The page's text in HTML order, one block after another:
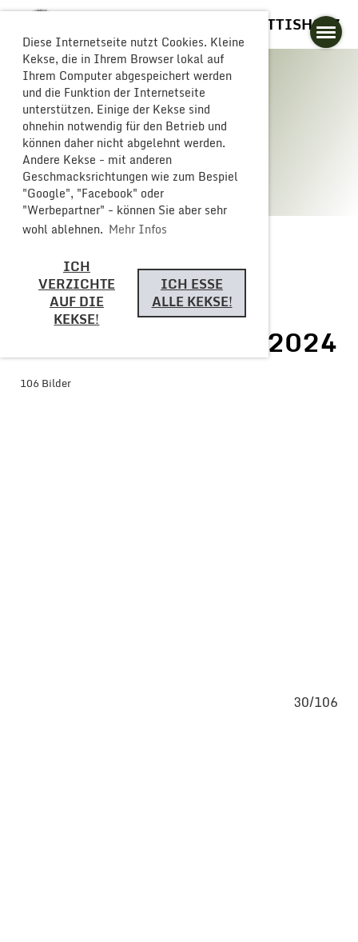
Diese Internetseite nutzt Cookies. Kleine
Kekse, die in Ihrem Browser lokal auf
Ihrem Computer abgespeichert werden
und die Funktion der Internetseite
unterstützen. Einige der Kekse sind
ohnehin notwendig für den Betrieb und
können daher nicht abgelehnt werden.
Andere Kekse - mit anderen
Geschmacksrichtungen wie zum Bespiel
"Google", "Facebook" oder
"Werbepartner" - können Sie aber sehr
wohl ablehnen. Mehr Infos
ICH
VERZICHTE
AUF DIE
KEKSE!
ICH ESSE
ALLE KEKSE!
GLOGGERESCHRÄNZER BUTTISHOLZ
Galerie
Zurück
Fasnachts Dienstag 2024
106 Bilder
30/106